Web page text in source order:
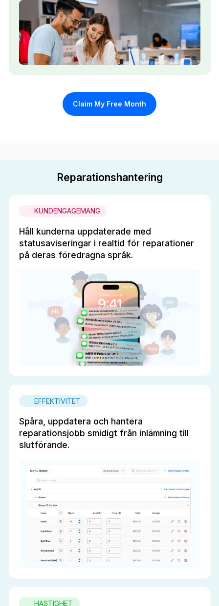
Claim My Free Month
Reparationshantering
KUNDENGAGEMANG
Håll kunderna uppdaterade med
statusaviseringar i realtid för reparationer
på deras föredragna språk.
EFFEKTIVITET
Spåra, uppdatera och hantera
reparationsjobb smidigt från inlämning till
slutförande.
HASTIGHET